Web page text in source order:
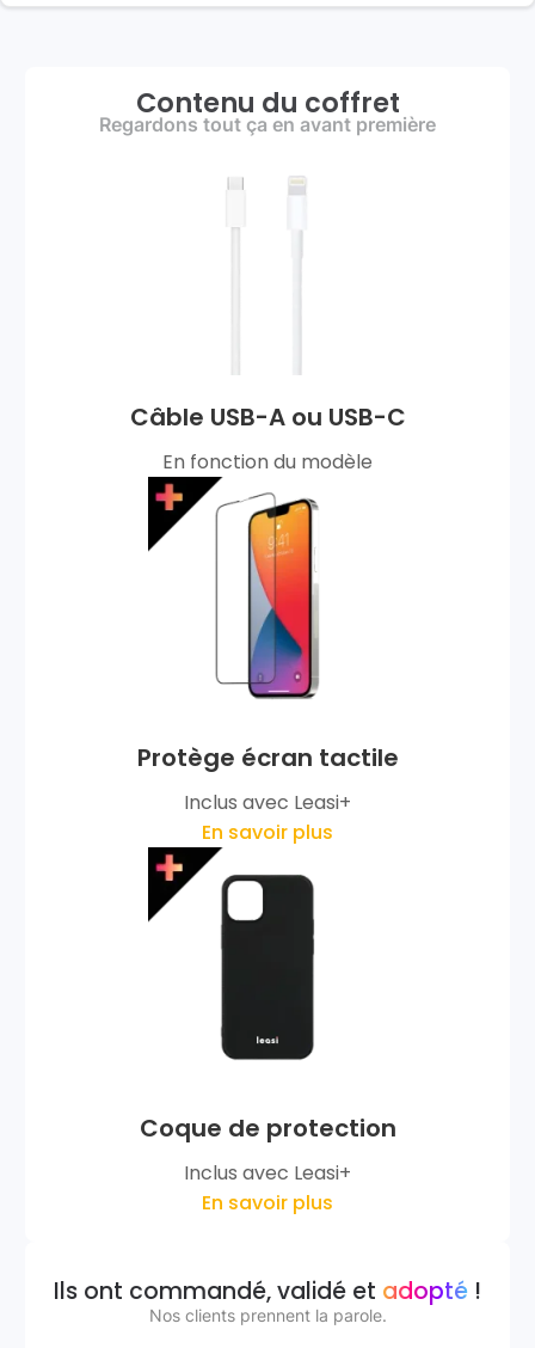
Contenu du coffret
Regardons tout ça en avant première
Câble USB-A ou USB-C
En fonction du modèle
Protège écran tactile
Inclus avec Leasi+
En savoir plus
Coque de protection
Inclus avec Leasi+
En savoir plus
Ils ont commandé, validé et adopté !
Nos clients prennent la parole.